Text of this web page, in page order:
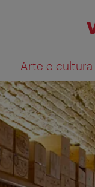
Arte e cultura